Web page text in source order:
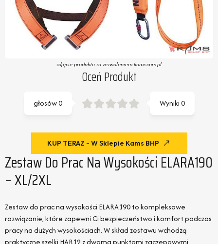
zdjęcie produktu za zezwoleniem kams.com.pl
Oceń Produkt
Wyniki0
głosów0
KUP TERAZ - W Sklepie Kams BHP
Zestaw Do Prac Na Wysokości ELARA190
– XL/2XL
Zestaw do prac na wysokości ELARA190 to kompleksowe
rozwiązanie, które zapewni Ci bezpieczeństwo i komfort podczas
pracy na dużych wysokościach. W skład zestawu wchodzą
praktyczne szelki HAR12 z dwoma punktami zaczepowymi,